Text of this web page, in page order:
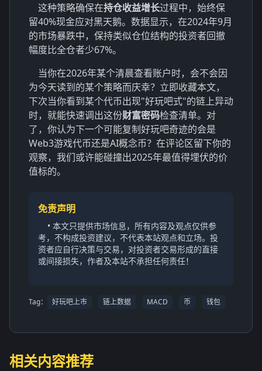
这种策略确保在持仓收益增长过程中，始终保
留40%现金应对黑天鹅。数据显示，在2024年9月
的市场暴跌中，保持类似仓位结构的投资者回撤
幅度比全仓者少67%。
当你在2026年某个清晨查看账户时，会不会因
为今天读到的某个策略而庆幸？立即收藏本文，
下次当你看到某个代币出现"好玩吧式"的链上异动
时，就能快速调出这份财富密码检查清单。对
了，你认为下一个可能复制好玩吧奇迹的会是
Web3游戏代币还是AI概念币？在评论区留下你的
观察，我们或许能碰撞出2025年最值得埋伏的价
值标的。
免责声明
• 本文只提供市场信息，所有内容及观点仅供参
考，不构成投资建议，不代表本站观点和立场。投
资者应自行决策与交易，对投资者交易形成的直接
或间接损失，作者及本站不承担任何责任！
Tag： 好玩吧上市 链上数据 MACD 币 钱包
相关内容推荐